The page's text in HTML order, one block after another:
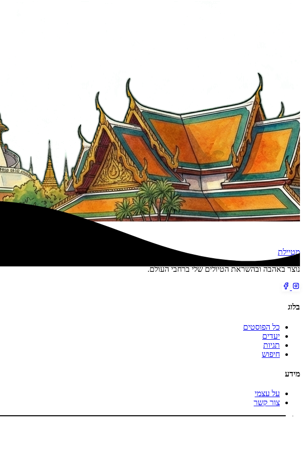
מטיילת
נוצר באהבה ובהשראת הטיולים שלי ברחבי העולם.
בלוג
כל הפוסטים
יעדים
תגיות
חיפוש
מידע
על עצמי
צור קשר